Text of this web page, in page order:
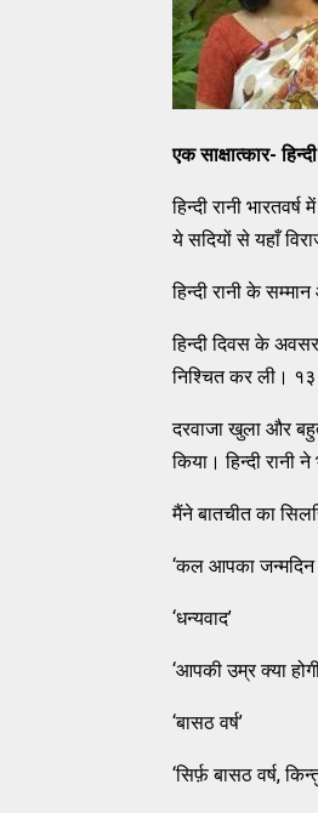
एक साक्षात्कार-
हिन्दी रानी
ये सदियों से यहाँ
हिन्दी रानी के
हिन्दी दिवस के
निश्चित कर ली।
दरवाजा खुला और
किया। हिन्दी रानी
मैंने बातचीत का
‘कल आपका जन्मदिन
‘धन्यवाद’
‘आपकी उम्र क्या
‘बासठ वर्ष’
‘सिर्फ़ बासठ वर्ष,